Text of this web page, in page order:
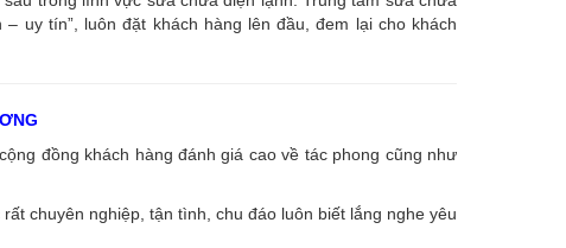
uy tín”, luôn đặt khách hàng lên đầu, đem lại cho khách
đồng khách hàng đánh giá cao về tác phong cũng như
chuyên nghiệp, tận tình, chu đáo luôn biết lắng nghe yêu